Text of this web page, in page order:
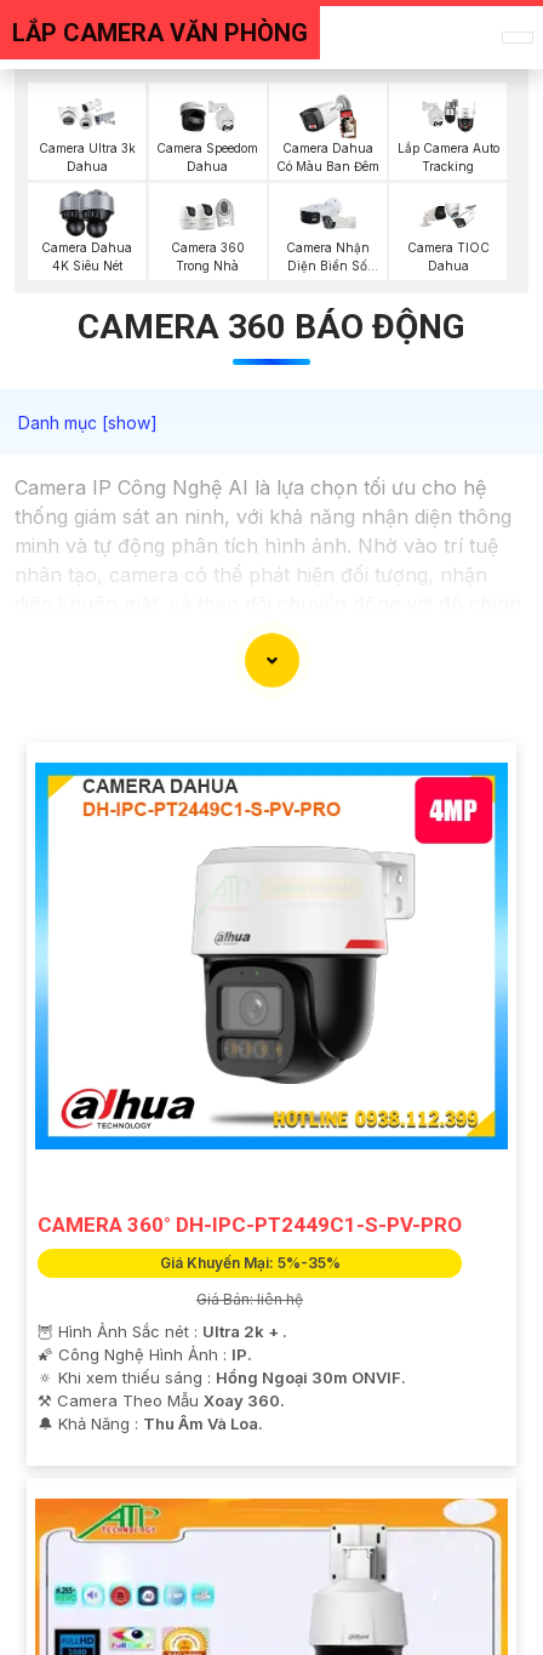
LẮP CAMERA VĂN PHÒNG
Camera Ultra 3k
Dahua
Camera Speedom
Dahua
Camera Dahua
Có Màu Ban Đêm
Lắp Camera Auto
Tracking
Camera Dahua
4K Siêu Nét
Camera 360
Trong Nhà
Camera Nhận
Diện Biển Số
Camera TIOC
Dahua
CAMERA 360 BÁO ĐỘNG
Camera IP Công Nghệ AI là lựa chọn tối ưu cho hệ
thống giám sát an ninh, với khả năng nhận diện thông
minh và tự động phân tích hình ảnh. Nhờ vào trí tuệ
nhân tạo, camera có thể phát hiện đối tượng, nhận
xác cao. Hệ thống giám sát không chỉ giúp tối ưu hóa
quá trình theo dõi mà còn tăng cường hiệu quả bảo vệ
an ninh, đáp ứng yêu cầu khắt khe của các môi trường
mang lại sự tiện lợi tối đa cho người sử dụng, bảo đảm
an toàn trong mọi tình huống.
CAMERA 360° DH-IPC-PT2449C1-S-PV-PRO
Giá Khuyến Mại: 5%-35%
Giá Bán: liên hệ
🦉 Hình Ảnh Sắc nét : Ultra 2k + .
🌠 Công Nghệ Hình Ảnh : IP.
🔅 Khi xem thiếu sáng : Hồng Ngoại 30m ONVIF.
⚒ Camera Theo Mẫu Xoay 360.
️🔔 Khả Năng : Thu Âm Và Loa.